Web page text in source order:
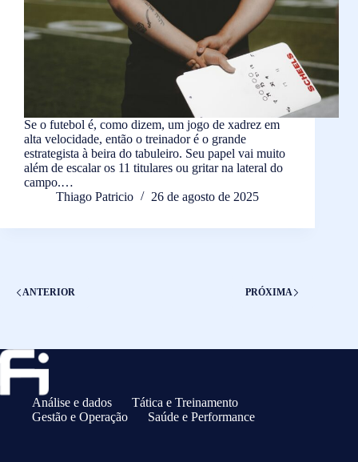
Se o futebol é, como dizem, um jogo de xadrez em
alta velocidade, então o treinador é o grande
estrategista à beira do tabuleiro. Seu papel vai muito
além de escalar os 11 titulares ou gritar na lateral do
campo.…
Thiago Patricio
26 de agosto de 2025
ANTERIOR PRÓXIMA
Análise e dados
Tática e Treinamento
Gestão e Operação
Saúde e Performance